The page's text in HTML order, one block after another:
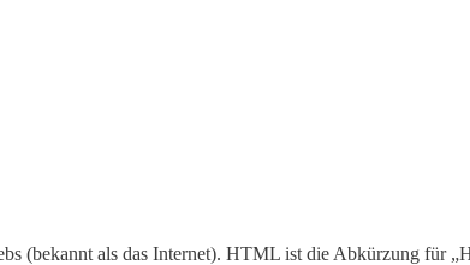
(bekannt als das Internet). HTML ist die Abkürzung für